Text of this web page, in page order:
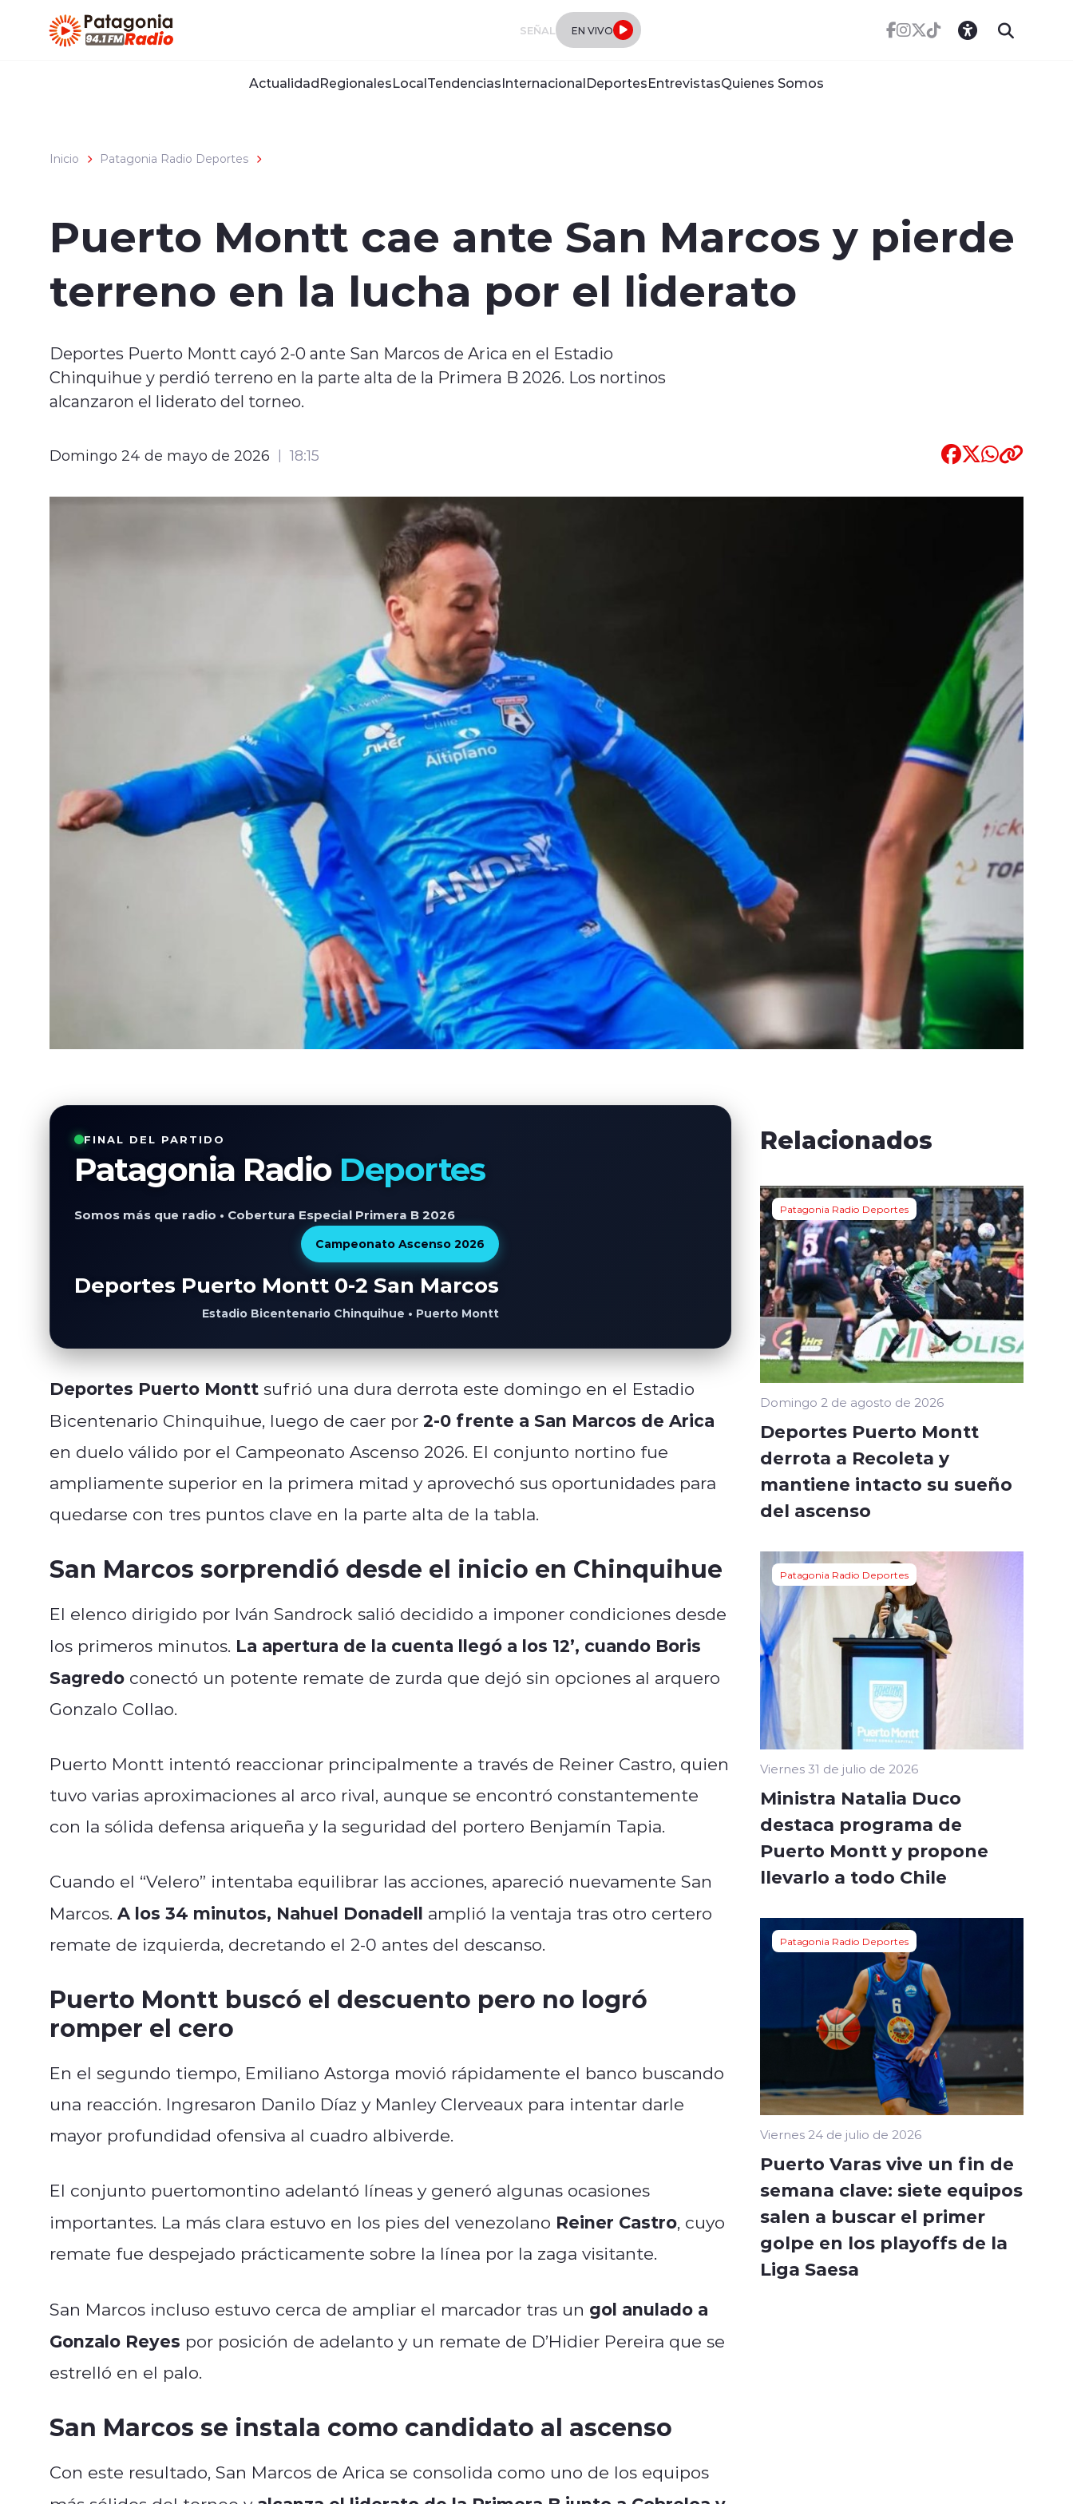
SEÑAL EN VIVO
ActualidadRegionalesLocalTendenciasInternacionalDeportesEntrevistasQuienes Somos
Inicio Patagonia Radio Deportes
Puerto Montt cae ante San Marcos y pierde
terreno en la lucha por el liderato
Deportes Puerto Montt cayó 2-0 ante San Marcos de Arica en el Estadio
Chinquihue y perdió terreno en la parte alta de la Primera B 2026. Los nortinos
alcanzaron el liderato del torneo.
Domingo 24 de mayo de 2026 18:15
FINAL DEL PARTIDO
Patagonia Radio Deportes
Somos más que radio • Cobertura Especial Primera B 2026
Campeonato Ascenso 2026
Deportes Puerto Montt 0-2 San Marcos
Estadio Bicentenario Chinquihue • Puerto Montt
Deportes Puerto Montt sufrió una dura derrota este domingo en el Estadio
Bicentenario Chinquihue, luego de caer por 2-0 frente a San Marcos de Arica
en duelo válido por el Campeonato Ascenso 2026. El conjunto nortino fue
ampliamente superior en la primera mitad y aprovechó sus oportunidades para
quedarse con tres puntos clave en la parte alta de la tabla.
San Marcos sorprendió desde el inicio en Chinquihue
El elenco dirigido por Iván Sandrock salió decidido a imponer condiciones desde
los primeros minutos. La apertura de la cuenta llegó a los 12’, cuando Boris
Sagredo conectó un potente remate de zurda que dejó sin opciones al arquero
Gonzalo Collao.
Puerto Montt intentó reaccionar principalmente a través de Reiner Castro, quien
tuvo varias aproximaciones al arco rival, aunque se encontró constantemente
con la sólida defensa ariqueña y la seguridad del portero Benjamín Tapia.
Cuando el “Velero” intentaba equilibrar las acciones, apareció nuevamente San
Marcos. A los 34 minutos, Nahuel Donadell amplió la ventaja tras otro certero
remate de izquierda, decretando el 2-0 antes del descanso.
Puerto Montt buscó el descuento pero no logró
romper el cero
En el segundo tiempo, Emiliano Astorga movió rápidamente el banco buscando
una reacción. Ingresaron Danilo Díaz y Manley Clerveaux para intentar darle
mayor profundidad ofensiva al cuadro albiverde.
El conjunto puertomontino adelantó líneas y generó algunas ocasiones
importantes. La más clara estuvo en los pies del venezolano Reiner Castro, cuyo
remate fue despejado prácticamente sobre la línea por la zaga visitante.
San Marcos incluso estuvo cerca de ampliar el marcador tras un gol anulado a
Gonzalo Reyes por posición de adelanto y un remate de D’Hidier Pereira que se
estrelló en el palo.
San Marcos se instala como candidato al ascenso
Con este resultado, San Marcos de Arica se consolida como uno de los equipos
Relacionados
Patagonia Radio Deportes
Domingo 2 de agosto de 2026
Deportes Puerto Montt
derrota a Recoleta y
mantiene intacto su sueño
del ascenso
Patagonia Radio Deportes
Viernes 31 de julio de 2026
Ministra Natalia Duco
destaca programa de
Puerto Montt y propone
llevarlo a todo Chile
Patagonia Radio Deportes
Viernes 24 de julio de 2026
Puerto Varas vive un fin de
semana clave: siete equipos
salen a buscar el primer
golpe en los playoffs de la
Liga Saesa